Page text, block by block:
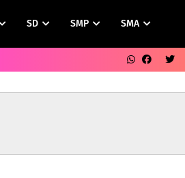
SD SMP SMA